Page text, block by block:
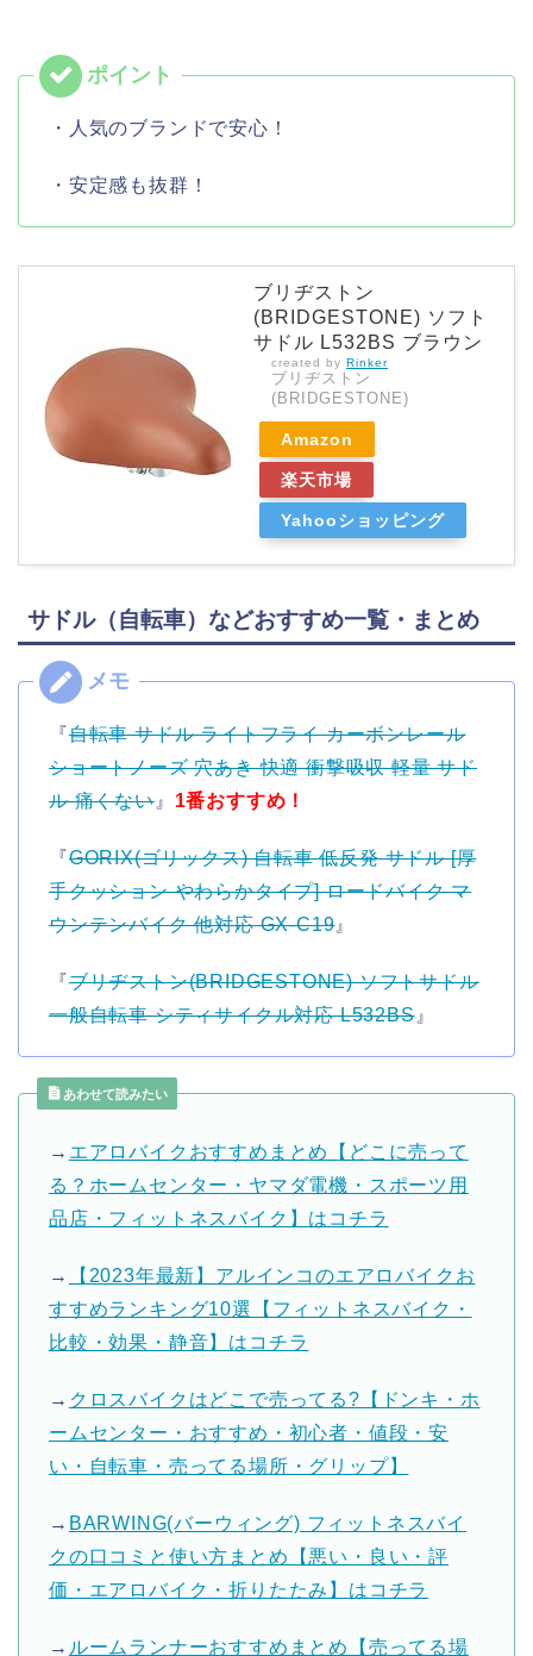
・人気のブランドで安心！
・安定感も抜群！
ブリヂストン
(BRIDGESTONE) ソフト
サドル L532BS ブラウン
created by Rinker
ブリヂストン
(BRIDGESTONE)
Amazon
楽天市場
Yahooショッピング
サドル（自転車）などおすすめ一覧・まとめ
『自転車 サドル ライトフライ カーボンレール
ショートノーズ 穴あき 快適 衝撃吸収 軽量 サド
ル 痛くない』 1番おすすめ！
『GORIX(ゴリックス) 自転車 低反発 サドル [厚
手クッション やわらかタイプ] ロードバイク マ
ウンテンバイク 他対応 GX-C19』
『ブリヂストン(BRIDGESTONE) ソフトサドル
一般自転車 シティサイクル対応 L532BS』
あわせて読みたい
→ エアロバイクおすすめまとめ【どこに売って
る？ホームセンター・ヤマダ電機・スポーツ用
品店・フィットネスバイク】はコチラ
→
【2023年最新】アルインコのエアロバイクお
すすめランキング10選【フィットネスバイク・
比較・効果・静音】はコチラ
→ クロスバイクはどこで売ってる?【ドンキ・ホ
ームセンター・おすすめ・初心者・値段・安
い・自転車・売ってる場所・グリップ】
→ BARWING(バーウィング) フィットネスバイ
クの口コミと使い方まとめ【悪い・良い・評
価・エアロバイク・折りたたみ】はコチラ
→ ルームランナーおすすめまとめ【売ってる場